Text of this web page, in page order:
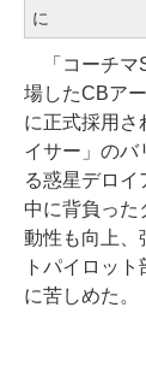
に
「コーチマ
場したCBア
に正式採用さ
イサー」のバ
る惑星デロ
中に背負った
動性も向上、
トパイロッ
に苦しめた。